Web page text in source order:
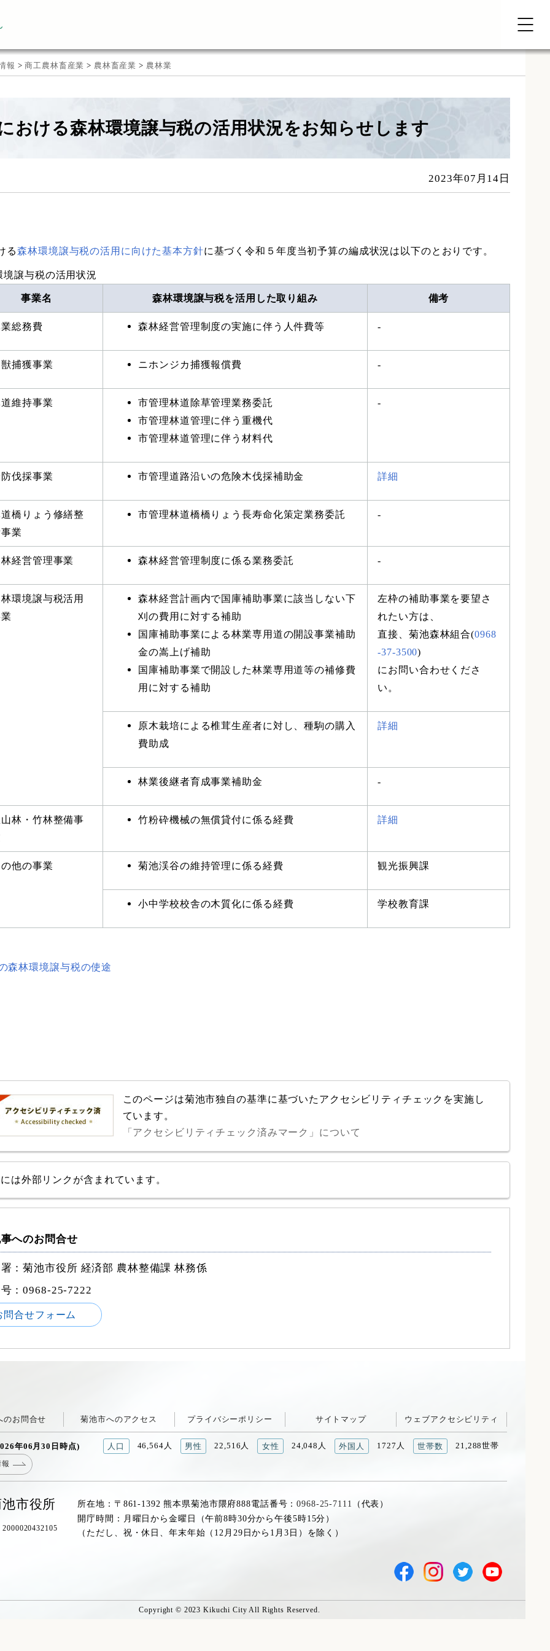
報 >商工農林畜産業 > 農林畜産業 > 農林業
おける森林環境譲与税の活用状況をお知らせします
2023年07月14日
る森林環境譲与税の活用に向けた基本方針に基づく令和５年度当初予算の編成状況は以下のとおりです。
譲与税の活用状況
事業名
森林環境譲与税を活用した取り組み 備考
総務費 森林経営管理制度の実施に伴う人件費等 -
捕獲事業 ニホンジカ捕獲報償費 -
維持事業
市管理林道除草管理業務委託
市管理林道管理に伴う重機代
市管理林道管理に伴う材料代
-
伐採事業 市管理道路沿いの危険木伐採補助金 詳細
橋りょう修繕整
業
市管理林道橋橋りょう長寿命化策定業務委託 -
経営管理事業 森林経営管理制度に係る業務委託 -
環境譲与税活用
森林経営計画内で国庫補助事業に該当しない下
刈の費用に対する補助
国庫補助事業による林業専用道の開設事業補助
金の嵩上げ補助
国庫補助事業で開設した林業専用道等の補修費
用に対する補助
左枠の補助事業を要望さ
れたい方は、
直接、菊池森林組合(0968
-37-3500)
にお問い合わせくださ
い。
原木栽培による椎茸生産者に対し、種駒の購入
費助成
詳細
林業後継者育成事業補助金 -
林・竹林整備事
竹粉砕機械の無償貸付に係る経費 詳細
他の事業 菊池渓谷の維持管理に係る経費 観光振興課
小中学校校舎の木質化に係る経費 学校教育課
森林環境譲与税の使途
このページは菊池市独自の基準に基づいたアクセシビリティチェックを実施し
ています。
「アクセシビリティチェック済みマーク」について
は外部リンクが含まれています。
へのお問合せ
：菊池市役所 経済部 農林整備課 林務係
：0968-25-7222
問合せフォーム
のお問合せ 菊池市へのアクセス プライバシーポリシー サイトマップ ウェブアクセシビリティ
年06月30日時点) 人口 46,564人 男性 22,516人 女性 24,048人 外国人 1727人 世帯数 21,288世帯
市役所 所在地：〒861-1392 熊本県菊池市隈府888電話番号：0968-25-7111
（代表）
開庁時間：月曜日から金曜日（午前8時30分から午後5時15分）
（ただし、祝・休日、年末年始（12月29日から1月3日）を除く）
Copyright © 2023 Kikuchi City All Rights Reserved.